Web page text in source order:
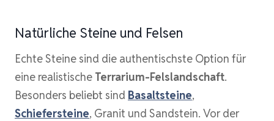
Natürliche Steine und Felsen
Echte Steine sind die authentischste Option für
eine realistische Terrarium-Felslandschaft.
Besonders beliebt sind Basaltsteine,
Schiefersteine, Granit und Sandstein. Vor der